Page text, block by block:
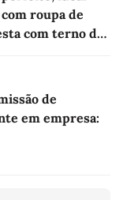
roupa de
com terno de
de
em empresa: